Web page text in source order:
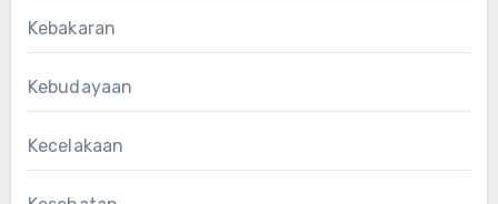
Kebakaran
Kebudayaan
Kecelakaan